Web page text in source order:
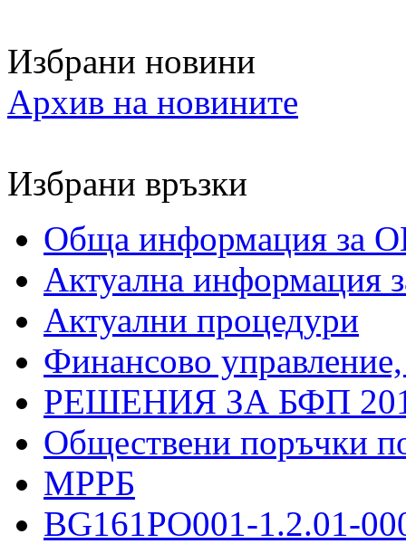
Избрани новини
Архив на новините
Избрани връзки
Обща информация за
Актуална информация
Актуални процедури
Финансово
РЕШЕНИЯ ЗА БФП
Обществени поръчки
МРРБ
BG161PO001-1.2.01-